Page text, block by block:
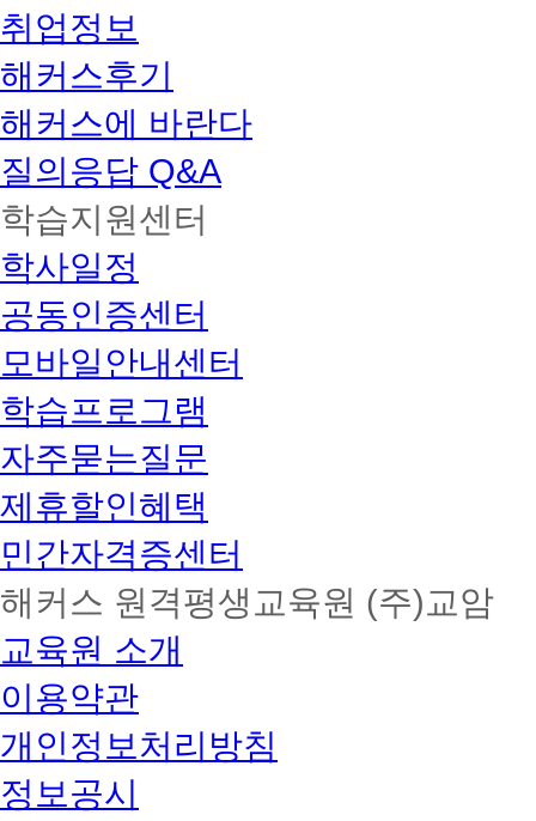
취업정보
해커스후기
해커스에 바란다
질의응답 Q&A
학습지원센터
학사일정
공동인증센터
모바일안내센터
학습프로그램
자주묻는질문
제휴할인혜택
민간자격증센터
해커스 원격평생교육원 (주)교암
교육원 소개
이용약관
개인정보처리방침
정보공시